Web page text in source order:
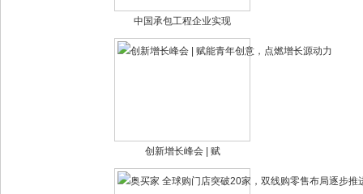
中国承包工程企业实现
创新增长峰会 | 赋